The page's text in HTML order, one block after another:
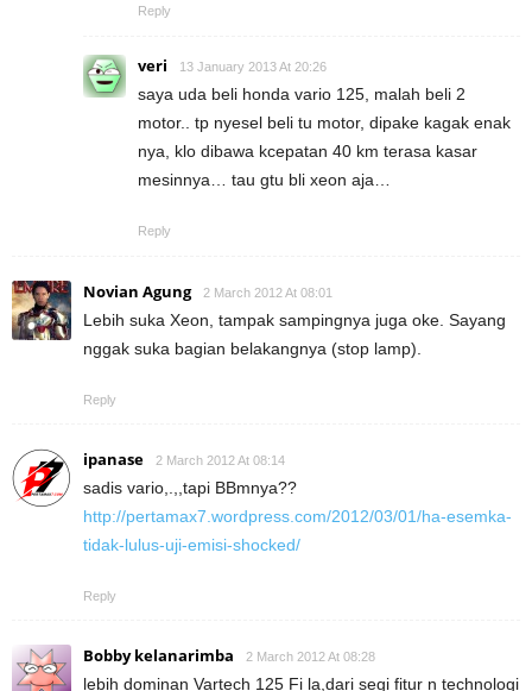
Reply
veri 13 January 2013 At 20:26
saya uda beli honda vario 125, malah beli 2
motor.. tp nyesel beli tu motor, dipake kagak enak
nya, klo dibawa kcepatan 40 km terasa kasar
mesinnya… tau gtu bli xeon aja…
Reply
Novian Agung 2 March 2012 At 08:01
Lebih suka Xeon, tampak sampingnya juga oke. Sayang
nggak suka bagian belakangnya (stop lamp).
Reply
ipanase 2 March 2012 At 08:14
sadis vario,.,,tapi BBmnya??
http://pertamax7.wordpress.com/2012/03/01/ha-esemka-
tidak-lulus-uji-emisi-shocked/
Reply
Bobby kelanarimba 2 March 2012 At 08:28
lebih dominan Vartech 125 Fi la,dari segi fitur n technologi